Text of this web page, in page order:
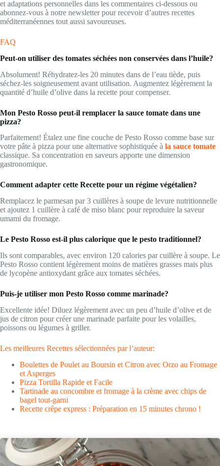
et adaptations personnelles dans les commentaires ci-dessous ou
abonnez-vous à notre newsletter pour recevoir d’autres recettes
méditerranéennes tout aussi savoureuses.
FAQ
Peut-on utiliser des tomates séchées non conservées dans l’huile?
Absolument! Réhydratez-les 20 minutes dans de l’eau tiède, puis
séchez-les soigneusement avant utilisation. Augmentez légèrement la
quantité d’huile d’olive dans la recette pour compenser.
Mon Pesto Rosso peut-il remplacer la sauce tomate dans une
pizza?
Parfaitement! Étalez une fine couche de Pesto Rosso comme base sur
votre pâte à pizza pour une alternative sophistiquée à la sauce tomate
classique. Sa concentration en saveurs apporte une dimension
gastronomique.
Comment adapter cette Recette pour un régime végétalien?
Remplacez le parmesan par 3 cuillères à soupe de levure nutritionnelle
et ajoutez 1 cuillère à café de miso blanc pour reproduire la saveur
umami du fromage.
Le Pesto Rosso est-il plus calorique que le pesto traditionnel?
Ils sont comparables, avec environ 120 calories par cuillère à soupe. Le
Pesto Rosso contient légèrement moins de matières grasses mais plus
de lycopène antioxydant grâce aux tomates séchées.
Puis-je utiliser mon Pesto Rosso comme marinade?
Excellente idée! Diluez légèrement avec un peu d’huile d’olive et de
jus de citron pour créer une marinade parfaite pour les volailles,
poissons ou légumes à griller.
Les meilleures Recettes sélectionnées par l’auteur:
Boulettes de Poulet au Boursin et Citron avec Orzo au Fromage
et Asperges
Pizza Tortilla Rapide et Facile
Tartinade au concombre et fromage à la crème avec chips de
bagel tout-garni
Recette crêpe express : Préparation en 15 minutes chrono !